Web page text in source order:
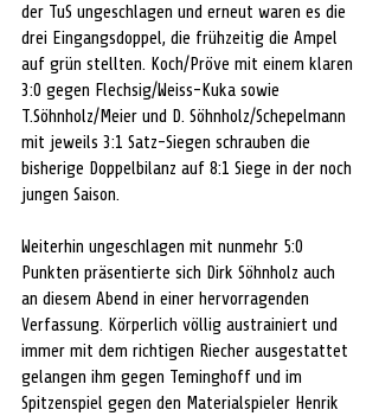
der TuS ungeschlagen und erneut waren es die
drei Eingangsdoppel, die frühzeitig die Ampel
auf grün stellten. Koch/Pröve mit einem klaren
3:0 gegen Flechsig/Weiss-Kuka sowie
T.Söhnholz/Meier und D. Söhnholz/Schepelmann
mit jeweils 3:1 Satz-Siegen schrauben die
bisherige Doppelbilanz auf 8:1 Siege in der noch
jungen Saison.
Weiterhin ungeschlagen mit nunmehr 5:0
Punkten präsentierte sich Dirk Söhnholz auch
an diesem Abend in einer hervorragenden
Verfassung. Körperlich völlig austrainiert und
immer mit dem richtigen Riecher ausgestattet
gelangen ihm gegen Teminghoff und im
Spitzenspiel gegen den Materialspieler Henrik